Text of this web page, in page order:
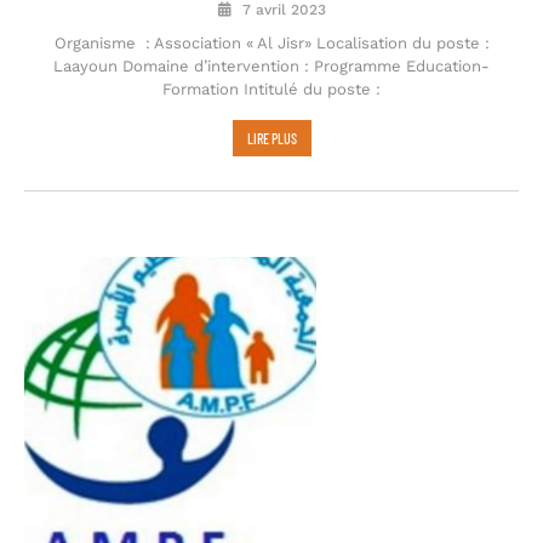
7 avril 2023
Organisme : Association « Al Jisr» Localisation du poste :
Laayoun Domaine d’intervention : Programme Education-
Formation Intitulé du poste :
LIRE PLUS